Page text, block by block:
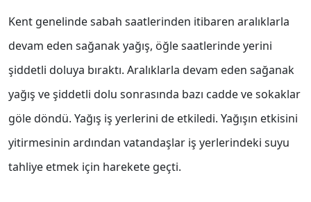
Kent genelinde sabah saatlerinden itibaren aralıklarla
devam eden sağanak yağış, öğle saatlerinde yerini
şiddetli doluya bıraktı. Aralıklarla devam eden sağanak
yağış ve şiddetli dolu sonrasında bazı cadde ve sokaklar
göle döndü. Yağış iş yerlerini de etkiledi. Yağışın etkisini
yitirmesinin ardından vatandaşlar iş yerlerindeki suyu
tahliye etmek için harekete geçti.